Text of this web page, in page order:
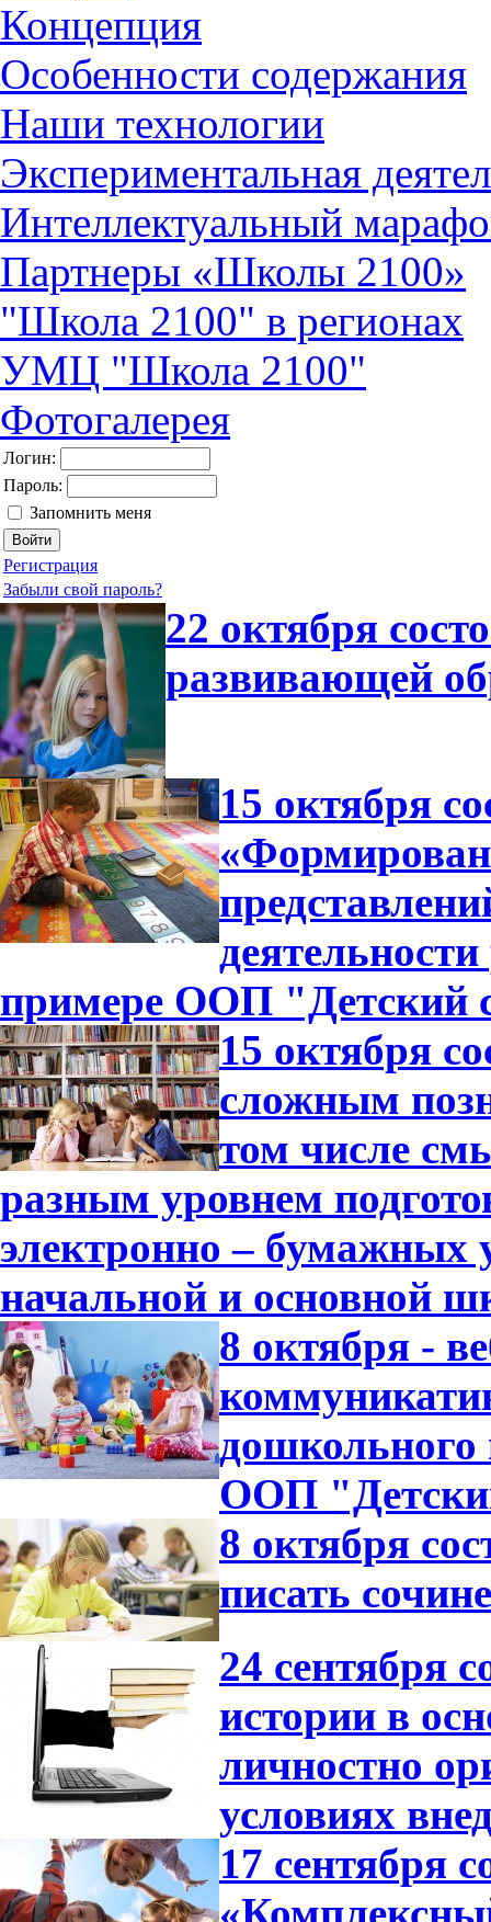
Концепция
Особенности содержания
Наши технологии
Экспериментальная
Интеллектуальный
Партнеры «Школы 2100»
"Школа 2100" в регионах
УМЦ "Школа 2100"
Фотогалерея
Логин:
Пароль:
Запомнить меня
Регистрация
Забыли свой пароль?
22 октября
развивающей
15 октября
примере ООП "Детский
15 октября
сложным
том числе
разным уровнем
электронно – бумажных
начальной и основной
8 октября -
дошкольного
ООП
8 октября
писать
24 сентября
истории в
личностно
условиях
17 сентября